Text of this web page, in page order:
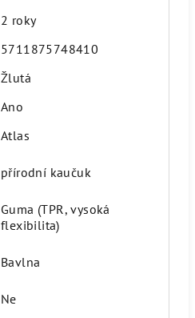
2 roky
5711875748410
Žlutá
Ano
Atlas
přírodní kaučuk
Guma (TPR, vysoká
flexibilita)
Bavlna
Ne